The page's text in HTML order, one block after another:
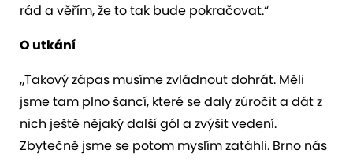
rád a věřím, že to tak bude pokračovat.“
O utkání
„Takový zápas musíme zvládnout dohrát. Měli
jsme tam plno šancí, které se daly zúročit a dát z
nich ještě nějaký další gól a zvýšit vedení.
Zbytečně jsme se potom myslím zatáhli. Brno nás